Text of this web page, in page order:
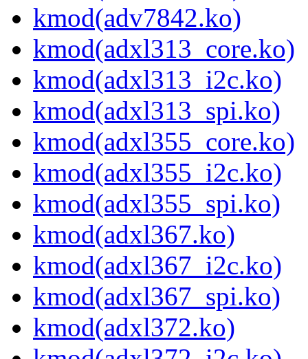
kmod(adv7842.ko)
kmod(adxl313_core.ko)
kmod(adxl313_i2c.ko)
kmod(adxl313_spi.ko)
kmod(adxl355_core.ko)
kmod(adxl355_i2c.ko)
kmod(adxl355_spi.ko)
kmod(adxl367.ko)
kmod(adxl367_i2c.ko)
kmod(adxl367_spi.ko)
kmod(adxl372.ko)